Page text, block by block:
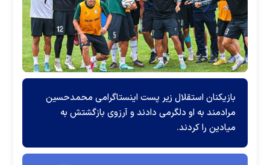
بازیکنان استقلال زیر پست اینستاگرامی محمدحسین
مرادمند به او دلگرمی دادند و آرزوی بازگشتش به
میادین را کردند.